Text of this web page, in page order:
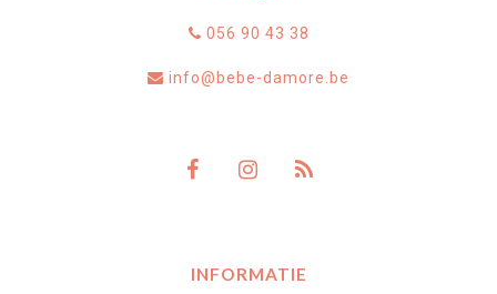
056 90 43 38
info@bebe-damore.be
INFORMATIE